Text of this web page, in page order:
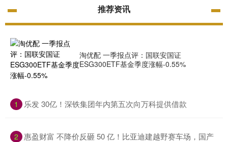
推荐资讯
淘优配 一季报点评：国联安国证
ESG300ETF基金季度涨幅-0.55%
1 ​乐发 30亿！深铁集团年内第五次向万科提供借款
2 ​惠盈财富 不降价反砸 50 亿！比亚迪建越野赛车场，国产